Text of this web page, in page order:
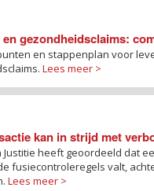
gezondheidsclaims:
en stappenplan voor
Lees meer >
kan in strijd met
Justitie heeft geoordeeld dat
fusiecontroleregels valt,
Lees meer >